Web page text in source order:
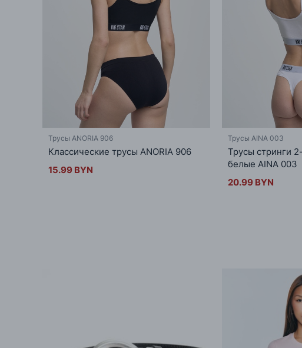
Трусы ANORIA 906
Классические трусы ANORIA 906
15.99 BYN
Трусы AINA 003
Трусы стринги
белые AINA 003
20.99 BYN